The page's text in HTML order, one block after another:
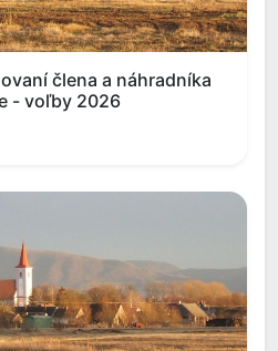
člena a náhradníka
- voľby 2026